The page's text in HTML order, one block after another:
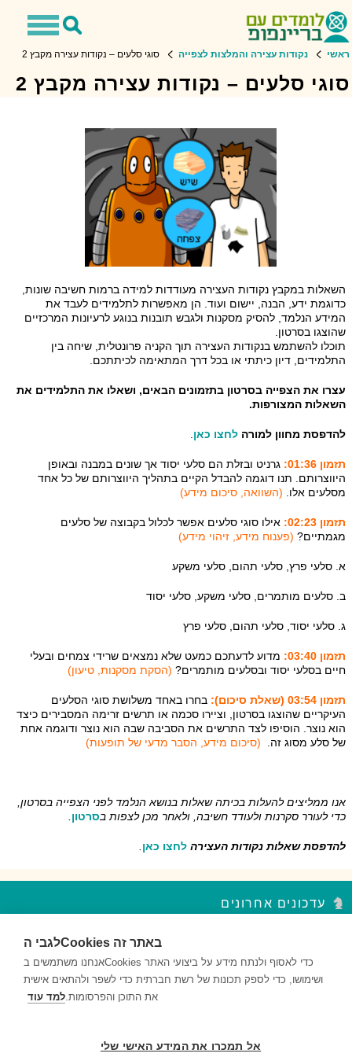
Toggle
Toggle
ראשי נקודות עצירה והמלצות לצפייה סוגי סלעים – נקודות עצירה מקבץ 2
סוגי סלעים – נקודות עצירה מקבץ 2
השאלות במקבץ נקודות העצירה מעודדות למידה ברמות חשיבה שונות,
כדוגמת ידע, הבנה, יישום ועוד. הן מאפשרות לתלמידים לעבד את
המידע הנלמד, להסיק מסקנות ולגבש תובנות בנוגע לרעיונות המרכזיים
שהוצגו בסרטון.
תוכלו להשתמש בנקודות העצירה תוך הקניה פרונטלית, שיחה בין
התלמידים, דיון כיתתי או בכל דרך המתאימה לכיתתכם.
עצרו את הצפייה בסרטון בתזמונים הבאים, ושאלו את התלמידים את
השאלות המצורפות.
להדפסת מחוון למורה לחצו כאן
תזמון 01:36:
גרניט ובזלת הם סלעי יסוד אך שונים במבנה ובאופן
היווצרותם. תנו דוגמה להבדל הקיים בתהליך היווצרותם של כל אחד
מסלעים אלו. (השוואה, סיכום מידע)
תזמון 02:23:
אילו סוגי סלעים אפשר לכלול בקבוצה של סלעים
מגמתיים? (פענוח מידע, זיהוי מידע)
א. סלעי פרץ, סלעי תהום, סלעי משקע
ב. סלעים מותמרים, סלעי משקע, סלעי יסוד
ג. סלעי יסוד, סלעי תהום, סלעי פרץ
תזמון 03:40:
מדוע לדעתכם כמעט שלא נמצאים שרידי צמחים ובעלי
חיים בסלעי יסוד ובסלעים מותמרים? (הסקת מסקנות, טיעון)
תזמון 03:54 (שאלת סיכום):
בחרו באחד משלושת סוגי הסלעים
העיקריים שהוצגו בסרטון, וציירו סכמה או תרשים זרימה המסבירים כיצד
הוא נוצר. הוסיפו לצד התרשים את הסביבה שבה הוא נוצר ודוגמה אחת
של סלע מסוג זה. (סיכום מידע, הסבר מדעי של תופעות)
אנו ממליצים להעלות בכיתה שאלות בנושא הנלמד לפני הצפייה בסרטון,
כדי לעורר סקרנות ולעודד חשיבה, ולאחר מכן לצפות בסרטון
להדפסת שאלות נקודות העצירה לחצו כאן
עדכונים אחרונים
השאלות במקבץ נקודות העצירה מעודדות למידה ברמות חשיבה שונות...
השאלות במקבץ נקודות העצירה מעודדות למידה ברמות חשיבה שונות...
דם ותאי דם – נקודות עצירה מקבץ 2
השאלות במקבץ נקודות העצירה מעודדות למידה ברמות חשיבה שונות...
לגבי הCookies באתר זה
אנחנו משתמשים בCookies כדי לאסוף ולנתח מידע על ביצועי האתר
ושימושו, כדי לספק תכונות של רשת חברתית כדי לשפר ולהתאים אישית
את התוכן והפרסומות.למד עוד
אל תמכרו את המידע האישי שלי